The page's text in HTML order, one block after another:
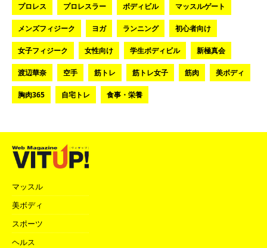
プロレス プロレスラー ボディビル マッスルゲート
メンズフィジーク ヨガ ランニング 初心者向け
女子フィジーク 女性向け 学生ボディビル 新極真会
渡辺華奈 空手 筋トレ 筋トレ女子 筋肉 美ボディ
胸肉365 自宅トレ 食事・栄養
マッスル
美ボディ
スポーツ
ヘルス